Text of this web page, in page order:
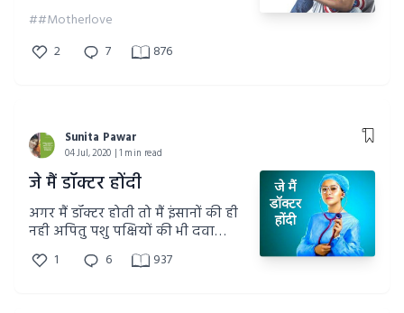
##Motherlove
2
7 876
Sunita Pawar
04 Jul, 2020 | 1 min read
जे मैं डॉक्टर होंदी
अगर मैं डॉक्टर होती तो मैं इंसानों की ही
नही अपितु पशु पक्षियों की भी दवा
करती, काँगड़ी/हिमाचली भाषा में मेरी
कविता जरूर पढ़ें।
1 6 937